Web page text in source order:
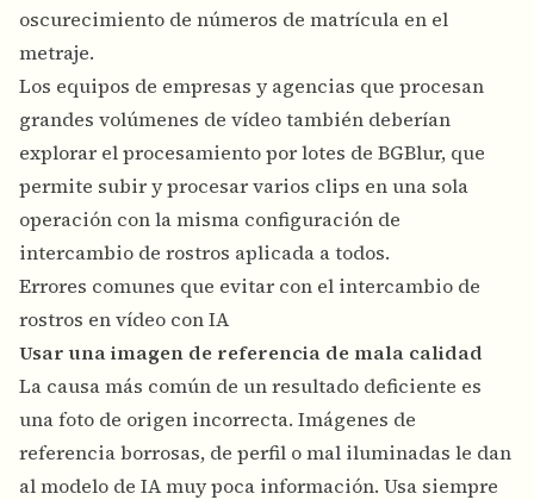
oscurecimiento de números de matrícula en el
metraje.
Los equipos de empresas y agencias que procesan
grandes volúmenes de vídeo también deberían
explorar el procesamiento por lotes de BGBlur, que
permite subir y procesar varios clips en una sola
operación con la misma configuración de
intercambio de rostros aplicada a todos.
Errores comunes que evitar con el intercambio de
rostros en vídeo con IA
Usar una imagen de referencia de mala calidad
La causa más común de un resultado deficiente es
una foto de origen incorrecta. Imágenes de
referencia borrosas, de perfil o mal iluminadas le dan
al modelo de IA muy poca información. Usa siempre